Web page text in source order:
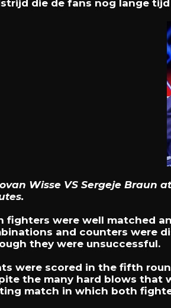
die de fans nog lange
Wisse VS Sergeje Braun
fighters were well matched
and counters were
they were unsuccessful.
were scored in the fifth
the many hard blows that
match in which both